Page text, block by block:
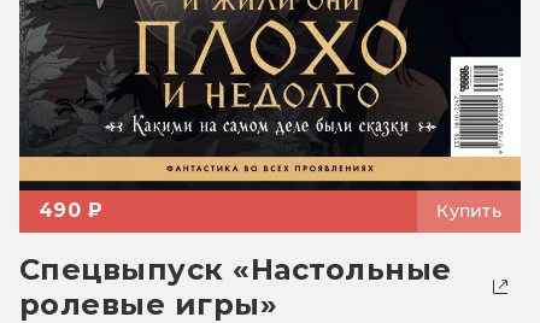
490 ₽ Купить
Спецвыпуск «Настольные
ролевые игры»